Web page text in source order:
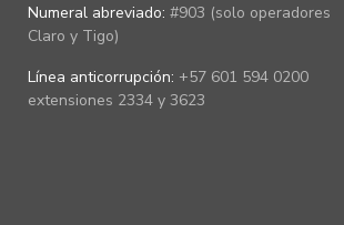
Numeral abreviado: #903 (solo operadores
Claro y Tigo)
Línea anticorrupción: +57 601 594 0200
extensiones 2334 y 3623